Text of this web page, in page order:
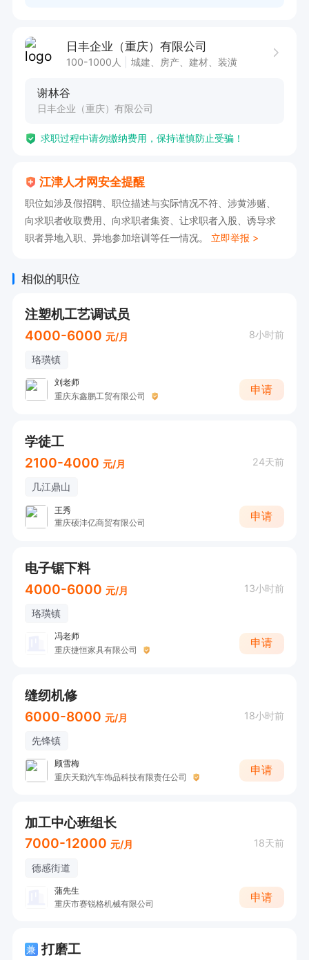
2、可以处理模具简单问题(如产品拉伤、模具一级
3、可以独立处理机械手修剪异常;调整参数，更换
4、可以独立完成数据报表
日丰企业（重庆）有限公司
100-1000人 城建、房产、建材、装潢
谢林谷
日丰企业（重庆）有限公司
求职过程中请勿缴纳费用，保持谨慎防止受骗！
江津人才网安全提醒
职位如涉及假招聘、职位描述与实际情况不符、涉黄涉赌、
向求职者收取费用、向求职者集资、让求职者入股、诱导求
职者异地入职、异地参加培训等任一情况。 立即举报 >
相似的职位
注塑机工艺调试员
4000-6000 元/月 8小时前
珞璜镇
刘老师
重庆东鑫鹏工贸有限公司
申请
学徒工
2100-4000 元/月 24天前
几江鼎山
王秀
重庆硕沣亿商贸有限公司
申请
电子锯下料
4000-6000 元/月 13小时前
珞璜镇
冯老师
重庆捷恒家具有限公司
申请
缝纫机修
6000-8000 元/月 18小时前
先锋镇
顾雪梅
重庆天勤汽车饰品科技有限责任公司
申请
加工中心班组长
7000-12000 元/月 18天前
德感街道
蒲先生
重庆市赛锐格机械有限公司
申请
兼 打磨工